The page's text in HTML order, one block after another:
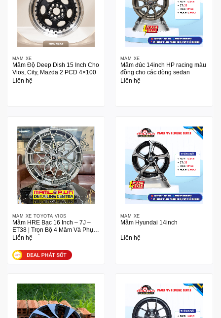
MÂM XE
Mâm Độ Deep Dish 15 Inch Cho
Vios, City, Mazda 2 PCD 4×100
Liên hệ
MÂM XE
Mâm đúc 14inch HP racing màu
đồng cho các dòng sedan
Liên hệ
MÂM XE TOYOTA VIOS
Mâm HRE Bạc 16 Inch – 7J –
ET38 | Trọn Bộ 4 Mâm Và Phụ
Kiện Đi Kèm
Liên hệ
MÂM XE
Mâm Hyundai 14inch
Liên hệ